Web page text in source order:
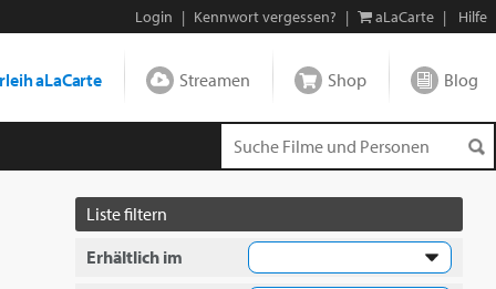
Login | Kennwort vergessen? | aLaCarte | Hilfe
aLaCarte Streamen Shop Blog
Liste filtern
Erhältlich im